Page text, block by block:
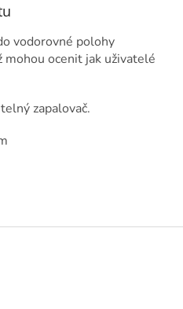
vodorovné polohy
mohou ocenit jak uživatelé
zapalovač.